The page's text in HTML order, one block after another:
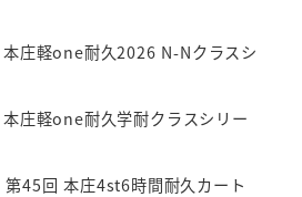
庄軽one耐久2026 N-Nクラスシ
庄軽one耐久学耐クラスシリー
第45回 本庄4st6時間耐久カート